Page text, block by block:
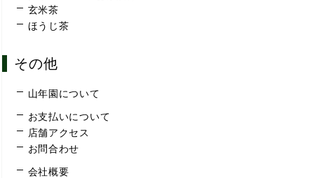
玄米茶
ほうじ茶
その他
山年園について
お支払いについて
店舗アクセス
お問合わせ
会社概要